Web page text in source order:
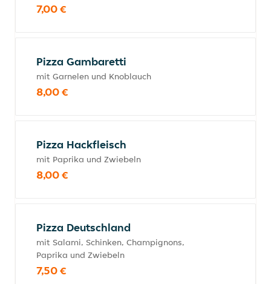
7,00 €
Pizza Gambaretti
mit Garnelen und Knoblauch
8,00 €
Pizza Hackfleisch
mit Paprika und Zwiebeln
8,00 €
Pizza Deutschland
mit Salami, Schinken, Champignons,
Paprika und Zwiebeln
7,50 €